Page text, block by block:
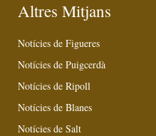
Altres Mitjans
Notícies de Figueres
Notícies de Puigcerdà
Notícies de Ripoll
Notícies de Blanes
Notícies de Salt